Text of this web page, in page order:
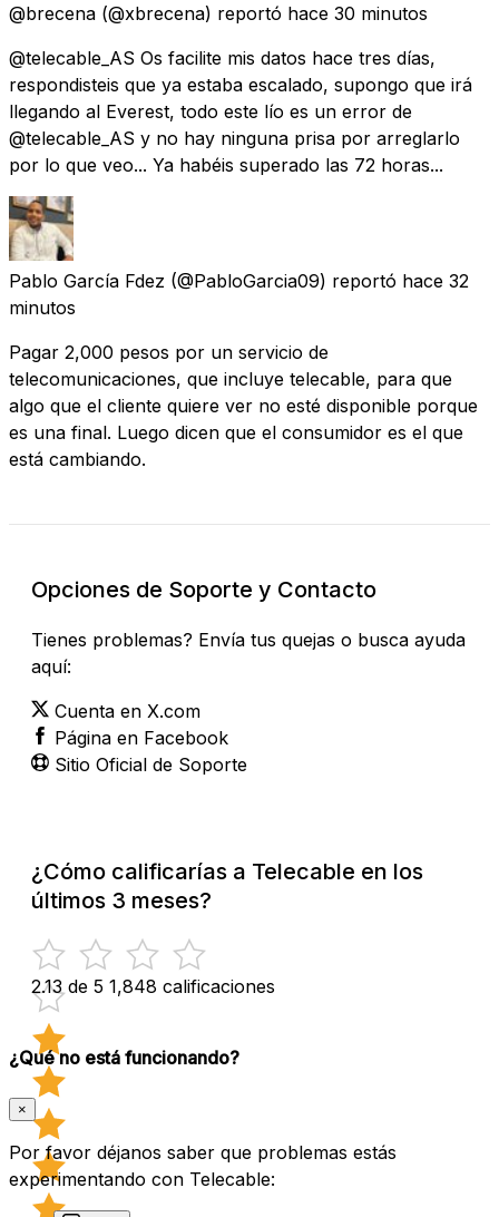
@brecena (@xbrecena) reportó hace 30 minutos
@telecable_AS Os facilite mis datos hace tres días,
respondisteis que ya estaba escalado, supongo que irá
llegando al Everest, todo este lío es un error de
@telecable_AS y no hay ninguna prisa por arreglarlo
por lo que veo... Ya habéis superado las 72 horas...
Pablo García Fdez (@PabloGarcia09) reportó hace 32
minutos
Pagar 2,000 pesos por un servicio de
telecomunicaciones, que incluye telecable, para que
algo que el cliente quiere ver no esté disponible porque
es una final. Luego dicen que el consumidor es el que
está cambiando.
Opciones de Soporte y Contacto
Tienes problemas? Envía tus quejas o busca ayuda
aquí:
Cuenta en X.com
Página en Facebook
Sitio Oficial de Soporte
¿Cómo calificarías a Telecable en los
últimos 3 meses?
2.13 de 5 1,848 calificaciones
¿Qué no está funcionando?
×
Por favor déjanos saber que problemas estás
experimentando con Telecable: